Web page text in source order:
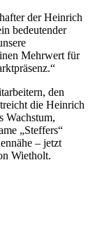
der Heinrich
bedeutender
Mehrwert für
den
die Heinrich
Wachstum,
„Steffers“
– jetzt
Wietholt.